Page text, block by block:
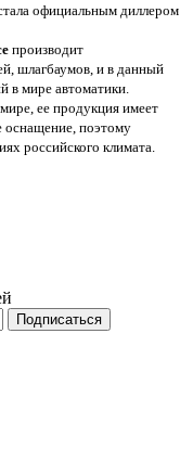
официальным диллером
производит
шлагбаумов, и в данный
в мире автоматики.
ее продукция имеет
оснащение, поэтому
российского климата.
Подписаться